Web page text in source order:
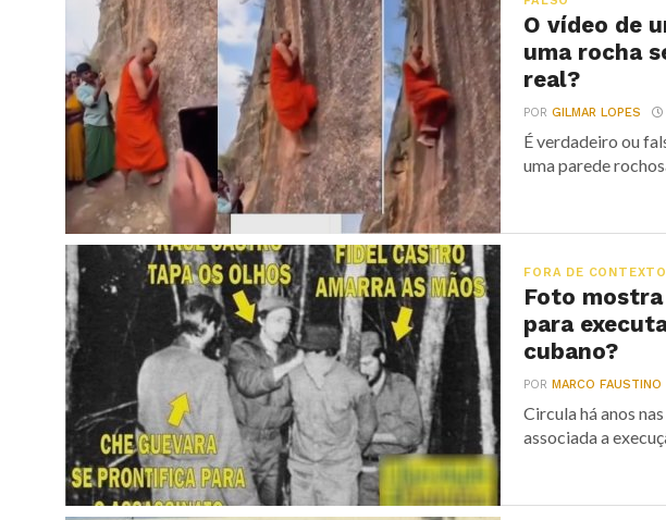
O vídeo de
uma rocha
real?
PORGILMAR LOPES
É verdadeiro ou
uma parede
FORA DE CONTEXTO
Foto
para
cubano?
PORMARCO FAUSTINO
Circula há anos
associada a